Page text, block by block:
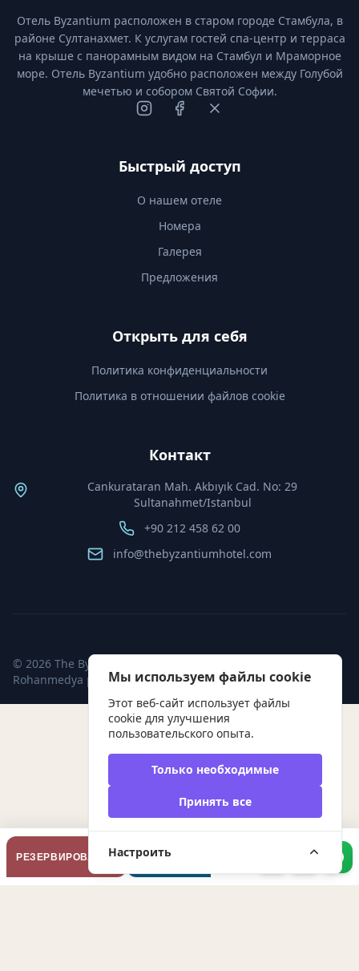
РЕЗЕРВИРОВАНИЕ
СТОИТ
Отель Byzantium расположен в старом городе Стамбула, в
районе Султанахмет. К услугам гостей спа-центр и терраса
на крыше с панорамным видом на Стамбул и Мраморное
море. Отель Byzantium удобно расположен между Голубой
мечетью и собором Святой Софии.
Быстрый доступ
О нашем отеле
Номера
Галерея
Предложения
Открыть для себя
Политика конфиденциальности
Политика в отношении файлов cookie
Контакт
Cankurataran Mah. Akbıyık Cad. No: 29
Sultanahmet/Istanbul
+90 212 458 62 00
info@thebyzantiumhotel.com
© 2026 The Byzantium Hotel. Tüm hakları saklıdır. Bir
Rohanmedya projesidir.
Мы используем файлы cookie
Этот веб-сайт использует файлы
cookie для улучшения
пользовательского опыта.
Только необходимые
Принять все
Настроить